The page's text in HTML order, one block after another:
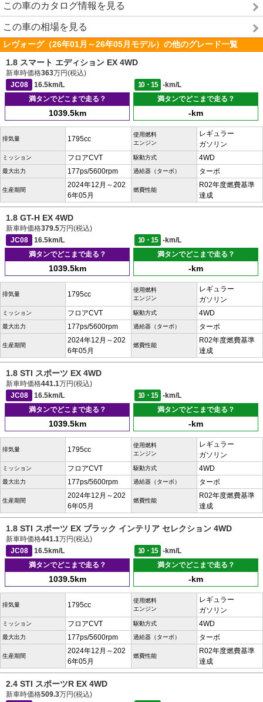
この車のカタログ情報を見る
この車の相場を見る
レヴォーグ（26年01月～26年05月モデル）の他のグレード一覧
1.8 スマート エディション EX 4WD
新車時価格363万円(税込)
JC08
16.5km/L 10・15
-km/L
満タンでどこまで走る？
1039.5km
満タンでどこまで走る？
-km
排気量 1795cc
使用燃料
エンジン
レギュラー
ガソリン
ミッション フロアCVT 駆動方式 4WD
最大出力 177ps/5600rpm 過給器（ターボ） ターボ
生産期間
2024年12月～202
6年05月
燃費性能
R02年度燃費基準
達成
1.8 GT-H EX 4WD
新車時価格379.5万円(税込)
JC08
16.5km/L 10・15
-km/L
満タンでどこまで走る？
1039.5km
満タンでどこまで走る？
-km
排気量 1795cc
使用燃料
エンジン
レギュラー
ガソリン
ミッション フロアCVT 駆動方式 4WD
最大出力 177ps/5600rpm 過給器（ターボ） ターボ
生産期間
2024年12月～202
6年05月
燃費性能
R02年度燃費基準
達成
1.8 STI スポーツ EX 4WD
新車時価格441.1万円(税込)
JC08
16.5km/L 10・15
-km/L
満タンでどこまで走る？
1039.5km
満タンでどこまで走る？
-km
排気量 1795cc
使用燃料
エンジン
レギュラー
ガソリン
ミッション フロアCVT 駆動方式 4WD
最大出力 177ps/5600rpm 過給器（ターボ） ターボ
生産期間
2024年12月～202
6年05月
燃費性能
R02年度燃費基準
達成
1.8 STI スポーツ EX ブラック インテリア セレクション 4WD
新車時価格441.1万円(税込)
JC08
16.5km/L 10・15
-km/L
満タンでどこまで走る？
1039.5km
満タンでどこまで走る？
-km
排気量 1795cc
使用燃料
エンジン
レギュラー
ガソリン
ミッション フロアCVT 駆動方式 4WD
最大出力 177ps/5600rpm 過給器（ターボ） ターボ
生産期間
2024年12月～202
6年05月
燃費性能
R02年度燃費基準
達成
2.4 STI スポーツR EX 4WD
新車時価格509.3万円(税込)